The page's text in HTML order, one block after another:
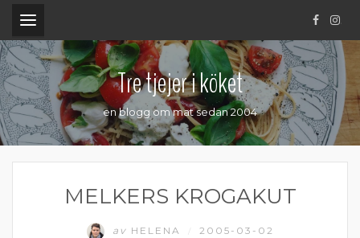
.
Tre tjejer i köket
en blogg om mat sedan 2004
MELKERS KROGAKUT
av HELENA 2005-03-02